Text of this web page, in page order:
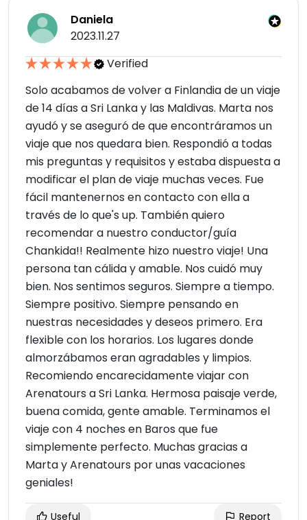
Daniela
2023.11.27
Verified
Solo acabamos de volver a Finlandia de un viaje
de 14 días a Sri Lanka y las Maldivas. Marta nos
ayudó y se aseguró de que encontráramos un
viaje que nos quedara bien. Respondió a todas
mis preguntas y requisitos y estaba dispuesta a
modificar el plan de viaje muchas veces. Fue
fácil mantenernos en contacto con ella a
través de lo que's up. También quiero
recomendar a nuestro conductor/guía
Chankida!! Realmente hizo nuestro viaje! Una
persona tan cálida y amable. Nos cuidó muy
bien. Nos sentimos seguros. Siempre a tiempo.
Siempre positivo. Siempre pensando en
nuestras necesidades y deseos primero. Era
flexible con los horarios. Los lugares donde
almorzábamos eran agradables y limpios.
Recomiendo encarecidamente viajar con
Arenatours a Sri Lanka. Hermosa paisaje verde,
buena comida, gente amable. Terminamos el
viaje con 4 noches en Baros que fue
simplemente perfecto. Muchas gracias a
Marta y Arenatours por unas vacaciones
geniales!
Useful Report